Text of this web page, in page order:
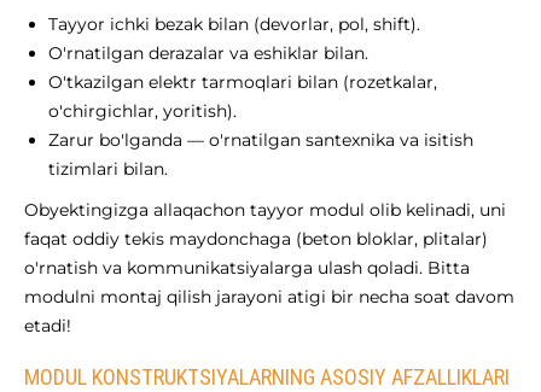
Tayyor ichki bezak bilan (devorlar, pol, shift).
O'rnatilgan derazalar va eshiklar bilan.
O'tkazilgan elektr tarmoqlari bilan (rozetkalar,
o'chirgichlar, yoritish).
Zarur bo'lganda — o'rnatilgan santexnika va isitish
tizimlari bilan.
Obyektingizga allaqachon tayyor modul olib kelinadi, uni
faqat oddiy tekis maydonchaga (beton bloklar, plitalar)
o'rnatish va kommunikatsiyalarga ulash qoladi. Bitta
modulni montaj qilish jarayoni atigi bir necha soat davom
etadi!
MODUL KONSTRUKTSIYALARNING ASOSIY AFZALLIKLARI